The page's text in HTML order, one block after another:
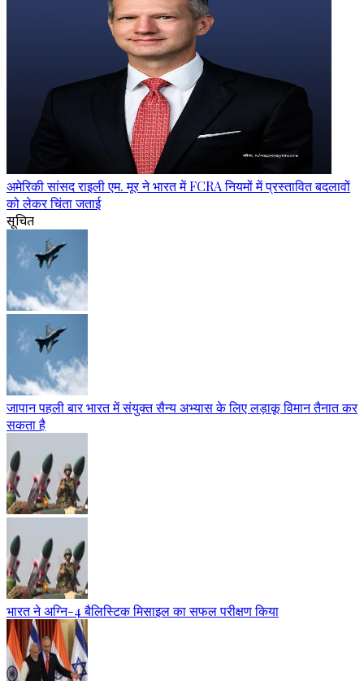
अमेरिकी सांसद राइली एम. मूर ने भारत में FCRA नियमों में प्रस्तावित बदलावों
को लेकर चिंता जताई
सूचित
जापान पहली बार भारत में संयुक्त सैन्य अभ्यास के लिए लड़ाकू विमान तैनात कर
सकता है
भारत ने अग्नि-4 बैलिस्टिक मिसाइल का सफल परीक्षण किया